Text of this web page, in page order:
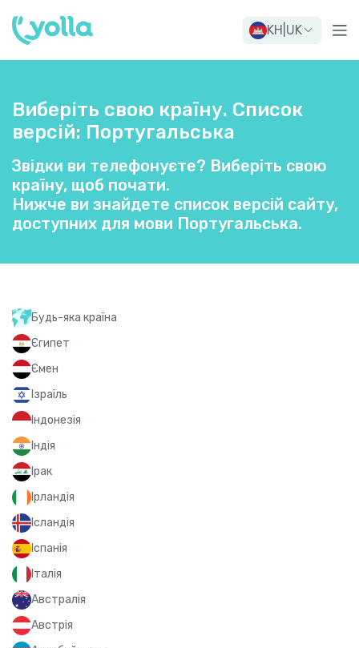
KH UK
Виберіть свою країну. Список
версій: Португальська
Звідки ви телефонуєте? Виберіть свою
країну, щоб почати.
Нижче ви знайдете список версій сайту,
доступних для мови Португальська.
Будь-яка країна
Єгипет
Ємен
Ізраїль
Індонезія
Індія
Ірак
Ірландія
Ісландія
Іспанія
Італія
Австралія
Австрія